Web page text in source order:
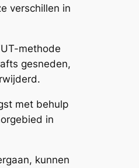
verschillen in
methode
gesneden,
met behulp
in
kunnen